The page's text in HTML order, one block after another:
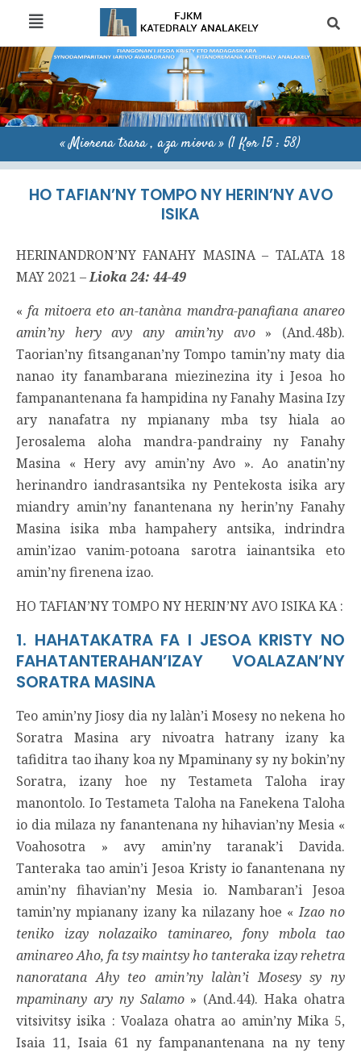
« Miorena tsara , aza miova » (1 Kor 15 : 58)
HO TAFIAN’NY TOMPO NY HERIN’NY AVO
ISIKA
HERINANDRON’NY FANAHY MASINA – TALATA 18
MAY 2021 –Lioka 24: 44-49
«fa mitoera eto an-tanàna mandra-panafiana anareo
amin’ny hery avy any amin’ny avo» (And.48b).
Taorian’ny fitsanganan’ny Tompo tamin’ny maty dia
nanao ity fanambarana miezinezina ity i Jesoa ho
fampanantenana fa hampidina ny Fanahy Masina Izy
ary nanafatra ny mpianany mba tsy hiala ao
Jerosalema aloha mandra-pandrainy ny Fanahy
Masina « Hery avy amin’ny Avo ». Ao anatin’ny
herinandro iandrasantsika ny Pentekosta isika ary
miandry amin’ny fanantenana ny herin’ny Fanahy
Masina isika mba hampahery antsika, indrindra
amin’izao vanim-potoana sarotra iainantsika eto
amin’ny firenena izao.
HO TAFIAN’NY TOMPO NY HERIN’NY AVO ISIKA KA :
1. HAHATAKATRA FA I JESOA KRISTY NO
FAHATANTERAHAN’IZAY VOALAZAN’NY
SORATRA MASINA
Teo amin’ny Jiosy dia ny lalàn’i Mosesy no nekena ho
Soratra Masina ary nivoatra hatrany izany ka
tafiditra tao ihany koa ny Mpaminany sy ny bokin’ny
Soratra, izany hoe ny Testameta Taloha iray
manontolo. Io Testameta Taloha na Fanekena Taloha
io dia milaza ny fanantenana ny hihavian’ny Mesia «
Voahosotra » avy amin’ny taranak’i Davida.
Tanteraka tao amin’i Jesoa Kristy io fanantenana ny
amin’ny fihavian’ny Mesia io. Nambaran’i Jesoa
tamin’ny mpianany izany ka nilazany hoe «Izao no
teniko izay nolazaiko taminareo, fony mbola tao
aminareo Aho, fa tsy maintsy ho tanteraka izay rehetra
nanoratana Ahy teo amin’ny lalàn’i Mosesy sy ny
mpaminany ary ny Salamo» (And.44). Haka ohatra
vitsivitsy isika : Voalaza ohatra ao amin’ny Mika 5,
Isaia 11, Isaia 61 ny fampanantenana na ny teny